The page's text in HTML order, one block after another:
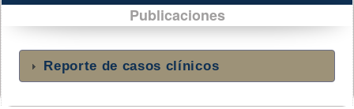
Publicaciones
Reporte de casos clínicos